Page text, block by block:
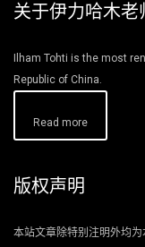
关于伊力哈木老
Ilham Tohti is the most
Republic of China.
Read more
版权声明
本站文章除特别注明外均为